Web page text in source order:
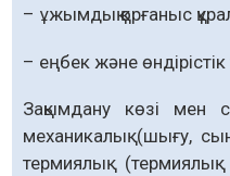
– ұжымдық қорғаныс
– еңбек және өндірістік
Зақымдану көзі мен
механикалық (шығу,
термиялық